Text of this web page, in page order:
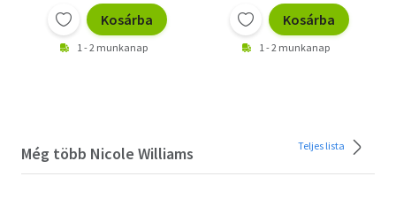
Kosárba
1 - 2 munkanap
Kosárba
1 - 2 munkanap
Még több Nicole Williams Teljes lista